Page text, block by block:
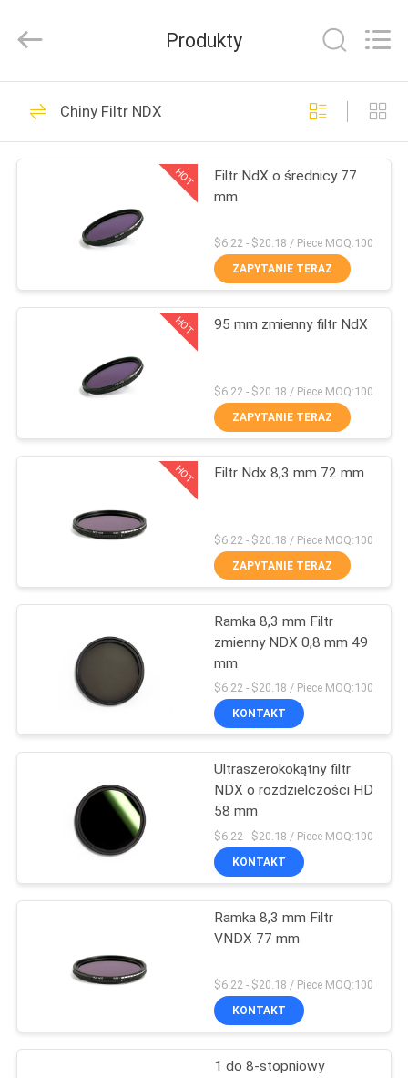
DOM
PRODUKTY
WYCIECZKA
FABRYCE
JAKOŚCI
SKONTAKTUJ
NAMI
POPROSIĆ
SITEMAP
PRIVACY
Technology
Ltd..
Reserved.
Filtry obiektywu
aparatu
24
Filtry do kamer
kwadratowych
13
Filtr aparatu UV
Filtr odcinający UV
IR
7
13
Produkty
Chiny Filtr NDX
HOT
Filtr NdX o średnicy 77
mm
$6.22 - $20.18 / Piece MOQ:100
ZAPYTANIE TERAZ
HOT 95 mm zmienny filtr NdX
$6.22 - $20.18 / Piece MOQ:100
ZAPYTANIE TERAZ
HOT Filtr Ndx 8,3 mm 72 mm
$6.22 - $20.18 / Piece MOQ:100
ZAPYTANIE TERAZ
Ramka 8,3 mm Filtr
zmienny NDX 0,8 mm 49
mm
$6.22 - $20.18 / Piece MOQ:100
KONTAKT
Ultraszerokokątny filtr
NDX o rozdzielczości HD
58 mm
$6.22 - $20.18 / Piece MOQ:100
KONTAKT
Ramka 8,3 mm Filtr
VNDX 77 mm
$6.22 - $20.18 / Piece MOQ:100
KONTAKT
1 do 8-stopniowy